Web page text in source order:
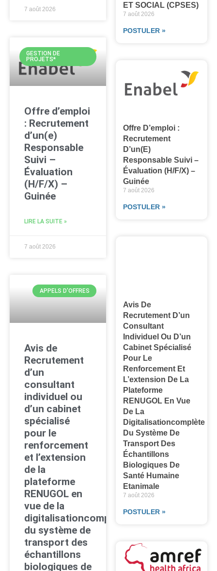
7 août 2026
GESTION DE
PROJETS*
Offre d’emploi
: Recrutement
d’un(e)
Responsable
Suivi –
Évaluation
(H/F/X) –
Guinée
LIRE LA SUITE »
7 août 2026
APPELS D'OFFRES
Avis de
Recrutement
d’un
consultant
individuel ou
d’un cabinet
spécialisé
pour le
renforcement
et l’extension
de la
plateforme
RENUGOL en
vue de la
digitalisationcomplète
du système de
transport des
échantillons
biologiques de
ET SOCIAL (CPSES)
7 août 2026
POSTULER »
Offre D’emploi :
Recrutement
D’un(e)
Responsable Suivi –
Évaluation (H/F/X) –
Guinée
7 août 2026
POSTULER »
Avis De
Recrutement D’un
Consultant
Individuel Ou D’un
Cabinet Spécialisé
Pour Le
Renforcement Et
L’extension De La
Plateforme
RENUGOL En Vue
De La
Digitalisationcomplète
Du Système De
Transport Des
Échantillons
Biologiques De
Santé Humaine
Etanimale
7 août 2026
POSTULER »